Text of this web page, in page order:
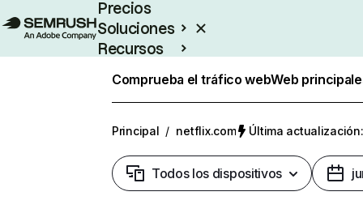
Precios
Soluciones
Recursos
Comprueba el tráfico webWeb
Principal / netflix.com Última
Todos los dispositivos